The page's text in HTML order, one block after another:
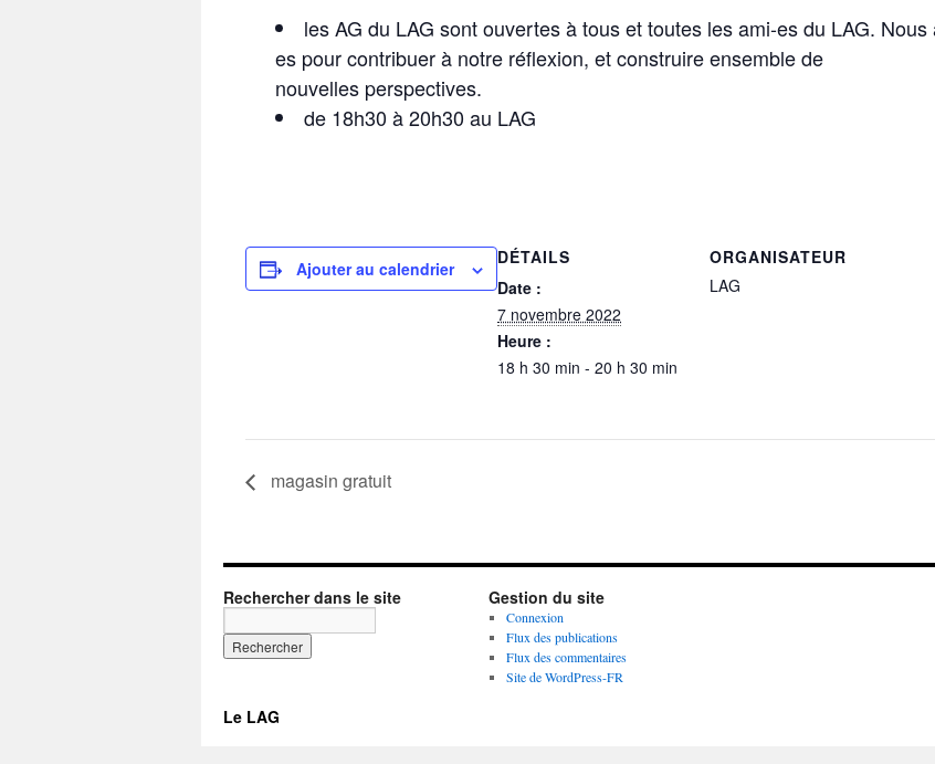
les AG du LAG sont ouvertes à tous et toutes les ami-es du LAG.
es pour contribuer à notre réflexion, et construire ensemble de
nouvelles perspectives.
de 18h30 à 20h30 au LAG
Ajouter au calendrier
DÉTAILS
Date :
7 novembre 2022
Heure :
18 h 30 min - 20 h 30 min
ORGANISATEUR
LAG
magasin gratuit
Rechercher dans le site Gestion du site
Connexion
Flux des publications
Flux des commentaires
Site de WordPress-FR
Le LAG